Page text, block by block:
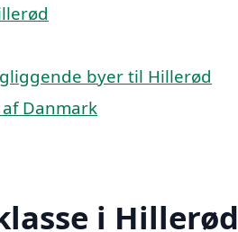
byer til Hillerød
Danmark
i Hillerød